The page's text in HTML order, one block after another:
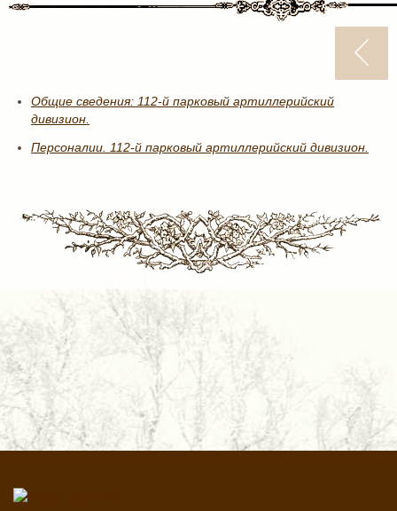
Общие сведения: 112-й парковый артиллерийский
дивизион.
Персоналии. 112-й парковый артиллерийский дивизион.